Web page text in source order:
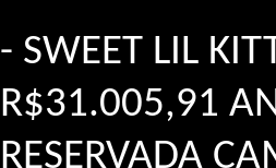
- SWEET LIL
R$31.005,91
RESERVADA